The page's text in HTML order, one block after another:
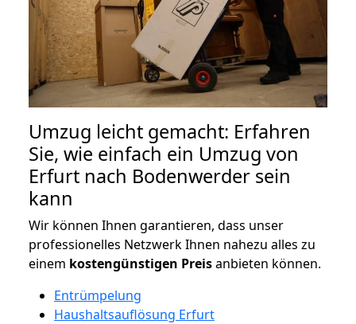
Umzug leicht gemacht: Erfahren
Sie, wie einfach ein Umzug von
Erfurt nach Bodenwerder sein
kann
Wir können Ihnen garantieren, dass unser
professionelles Netzwerk Ihnen nahezu alles zu
einem kostengünstigen Preisanbieten können.
Entrümpelung
Haushaltsauflösung Erfurt